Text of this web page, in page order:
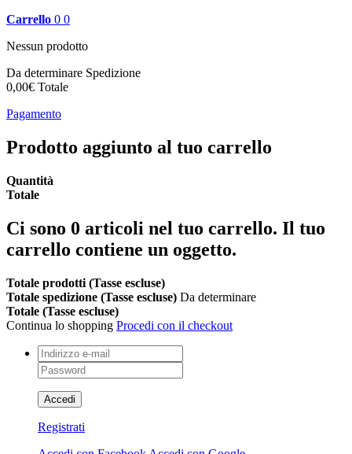
Carrello 0 0
Nessun prodotto
Da determinare Spedizione
0,00€ Totale
Pagamento
Prodotto aggiunto al tuo carrello
Quantità
Totale
Ci sono 0 articoli nel tuo carrello. Il tuo
carrello contiene un oggetto.
Totale prodotti (Tasse escluse)
Totale spedizione (Tasse escluse) Da determinare
Totale (Tasse escluse)
Continua lo shopping Procedi con il checkout
Accedi
Registrati